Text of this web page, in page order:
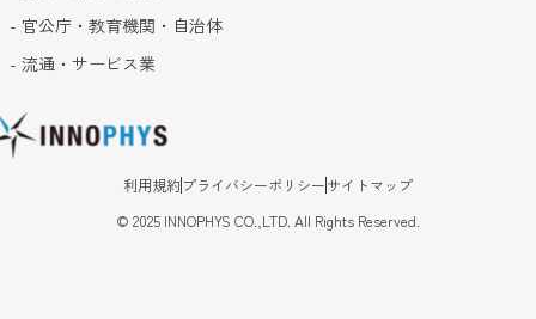
- 官公庁・教育機関・自治体
- 流通・サービス業
利用規約 プライバシーポリシーサイトマップ
© 2025 INNOPHYS CO.,LTD. All Rights Reserved.